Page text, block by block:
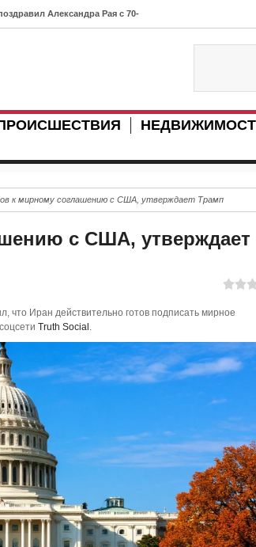
Александра Рая с 70-
округ представлен на
исход»: идеи из
дела»
№ 49 Архангельска в скором
к мирному соглашению с США, утверждает Трамп
с США, утверждает
Иран действительно готов подписать мирное
Truth Social .